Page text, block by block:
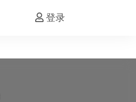
登录